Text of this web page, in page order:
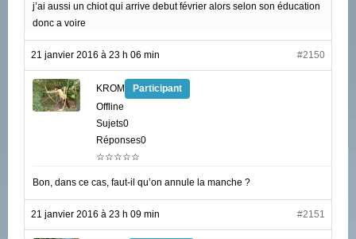
j’ai aussi un chiot qui arrive debut février alors selon son éducation
donc a voire
21 janvier 2016 à 23 h 06 min #2150
KROM
Participant
Offline
Sujets0
Réponses0
☆☆☆☆☆
Bon, dans ce cas, faut-il qu’on annule la manche ?
21 janvier 2016 à 23 h 09 min #2151